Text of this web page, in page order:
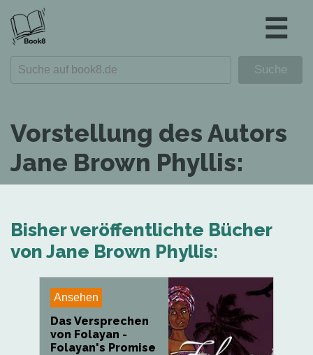
☰
Vorstellung des Autors
Jane Brown Phyllis:
Bisher veröffentlichte Bücher
von Jane Brown Phyllis:
Ansehen
Das Versprechen
von Folayan -
Folayan's Promise